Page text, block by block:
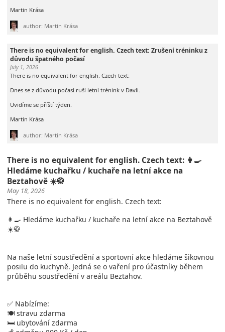
Martin Krása
author: Martin Krása
There is no equivalent for english. Czech text: Zrušení tréninku z
důvodu špatného počasí
July 1, 2026
There is no equivalent for english. Czech text:
Dnes se z důvodu počasí ruší letní trénink v Davli.
Uvidíme se příští týden.
Martin Krása
author: Martin Krása
There is no equivalent for english. Czech text: 👩‍🍳
Hledáme kuchařku / kuchaře na letní akce na
Beztahově ☀️🥋
May 18, 2026
There is no equivalent for english. Czech text:
👩‍🍳 Hledáme kuchařku / kuchaře na letní akce na Beztahově
☀️🥋
Na naše letní soustředění a sportovní akce hledáme šikovnou
posilu do kuchyně. Jedná se o vaření pro účastníky během
průběhu soustředění v areálu Beztahov.
✅ Nabízíme:
🍽️ stravu zdarma
🛏️ ubytování zdarma